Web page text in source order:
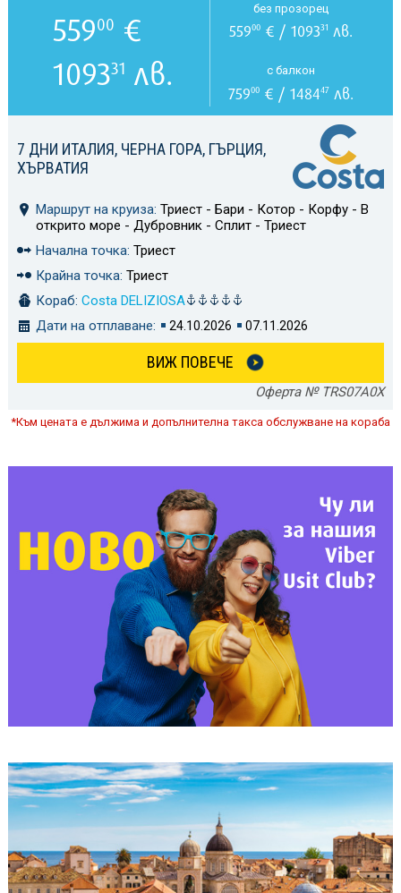
7 ДНИ ИТАЛИЯ, ЧЕРНА ГОРА, ГЪРЦИЯ,
ХЪРВАТИЯ
Маршрут на круиза: Триест - Бари - Котор - Корфу - В
открито море - Дубровник - Сплит - Триест
Начална точка: Триест
Крайна точка: Триест
Кораб: Costa DELIZIOSA
Дати на отплаване:
24.10.2026 07.11.2026
ВИЖ ПОВЕЧЕ
Оферта № TRS07A0X
55900 €
109331 лв.
без прозорец
55900 € / 109331 лв.
с балкон
75900 € / 148447 лв.
*Към цената е дължима и допълнителна такса обслужване на кораба